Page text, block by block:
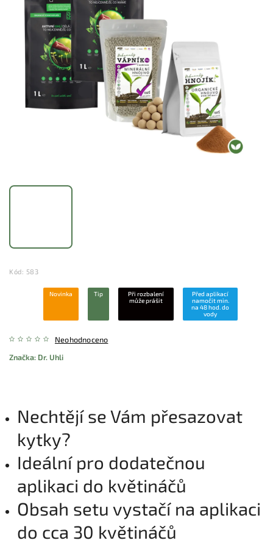
Kód: 583
Novinka Tip
Při rozbalení
může prášit
Před aplikací
namočit min.
na 48 hod. do
vody
Neohodnoceno
Značka: Dr. Uhli
Nechtějí se Vám přesazovat
kytky?
Ideální pro dodatečnou
aplikaci do květináčů
Obsah setu vystačí na aplikaci
do cca 30 květináčů